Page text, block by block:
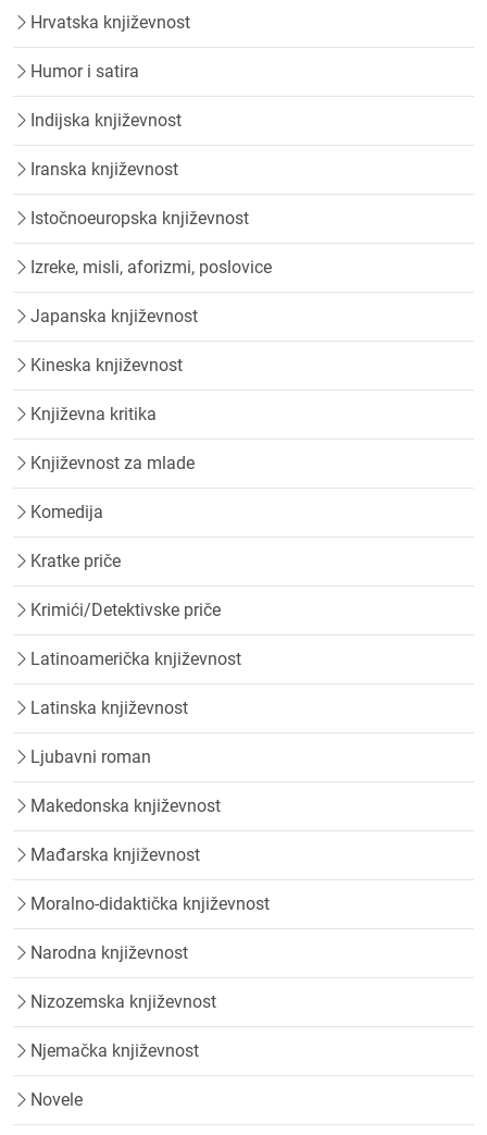
Hrvatska književnost
Humor i satira
Indijska književnost
Iranska književnost
Istočnoeuropska književnost
Izreke, misli, aforizmi, poslovice
Japanska književnost
Kineska književnost
Književna kritika
Književnost za mlade
Komedija
Kratke priče
Krimići/Detektivske priče
Latinoamerička književnost
Latinska književnost
Ljubavni roman
Makedonska književnost
Mađarska književnost
Moralno-didaktička književnost
Narodna književnost
Nizozemska književnost
Njemačka književnost
Novele